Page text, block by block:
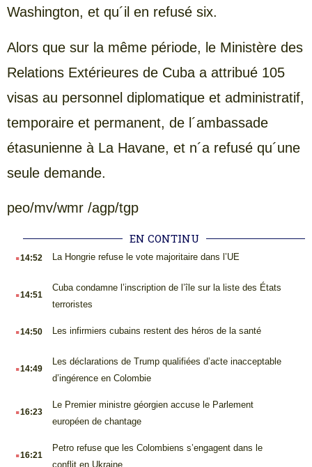
Washington, et qu´il en refusé six.
Alors que sur la même période, le Ministère des
Relations Extérieures de Cuba a attribué 105
visas au personnel diplomatique et administratif,
temporaire et permanent, de l´ambassade
étasunienne à La Havane, et n´a refusé qu´une
seule demande.
peo/mv/wmr /agp/tgp
EN CONTINU
.14:52 La Hongrie refuse le vote majoritaire dans l’UE
.14:51
Cuba condamne l’inscription de l’île sur la liste des États
terroristes
.14:50 Les infirmiers cubains restent des héros de la santé
.14:49
Les déclarations de Trump qualifiées d’acte inacceptable
d’ingérence en Colombie
.16:23
Le Premier ministre géorgien accuse le Parlement
européen de chantage
.16:21
Petro refuse que les Colombiens s’engagent dans le
conflit en Ukraine